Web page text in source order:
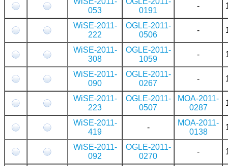
053
0191
-
WiSE-2011-
222
OGLE-2011-
0506
-
WiSE-2011-
308
OGLE-2011-
1059
-
WiSE-2011-
090
OGLE-2011-
0267
-
WiSE-2011-
223
OGLE-2011-
0507
MOA-2011-
0287
WiSE-2011-
419
-
MOA-2011-
0138
WiSE-2011-
092
OGLE-2011-
0270
-